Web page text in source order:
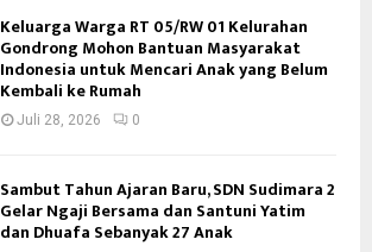
Keluarga Warga RT 05/RW 01 Kelurahan
Gondrong Mohon Bantuan Masyarakat
Indonesia untuk Mencari Anak yang Belum
Kembali ke Rumah
Juli 28, 2026 0
Sambut Tahun Ajaran Baru, SDN Sudimara 2
Gelar Ngaji Bersama dan Santuni Yatim
dan Dhuafa Sebanyak 27 Anak